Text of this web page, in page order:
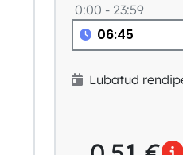
0:00 - 23:59
Lubatud